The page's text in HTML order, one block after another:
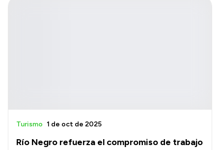
Río Negro refuerza el compromiso de trabajo
Turismo 1 de oct de 2025